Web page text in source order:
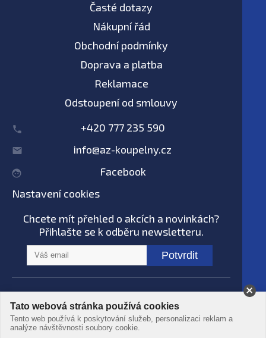
Časté dotazy
Nákupní řád
Obchodní podmínky
Doprava a platba
Reklamace
Odstoupení od smlouvy
+420 777 235 590
info@az-koupelny.cz
Facebook
Nastavení cookies
Chcete mít přehled o akcích a novinkách?
Přihlašte se k odběru newsletteru.
Potvrdit
© AZ koupelny® 2006 - 2026 -Podmínky
použití-Ochrana dat- Zpracování osobních
Tato webová stránka používá cookies
Tento web používá k poskytování služeb, personalizaci reklam a
analýze návštěvnosti soubory cookie.